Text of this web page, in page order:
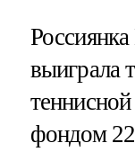
выиграла
фондом